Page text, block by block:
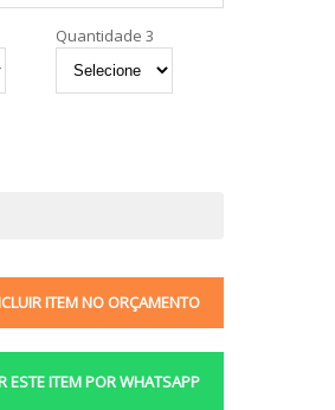
Quantidade 3
ITEM NO ORÇAMENTO
ESTE ITEM POR WHATSAPP